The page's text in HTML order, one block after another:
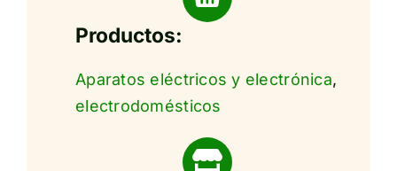
Productos:
Aparatos eléctricos y electrónica,
electrodomésticos